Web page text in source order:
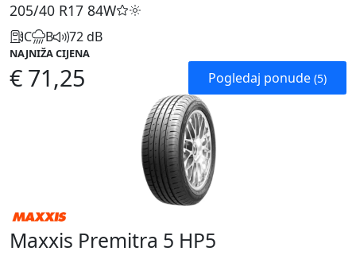
205/40 R17 84W
C B 72 dB
NAJNIŽA CIJENA
€ 71,25 Pogledaj ponude (5)
Maxxis Premitra 5 HP5